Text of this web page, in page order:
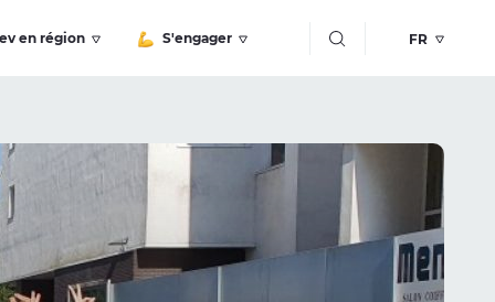
en région S'engager Bouton recherche